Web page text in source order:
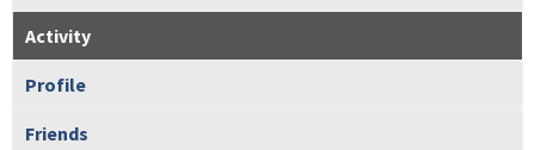
Activity
Profile
Friends